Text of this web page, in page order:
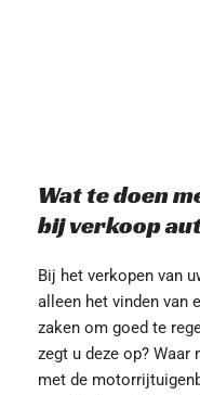
Wat te doen
bij verkoop
Bij het verkopen van
alleen het vinden van
zaken om goed te
zegt u deze op?
met de